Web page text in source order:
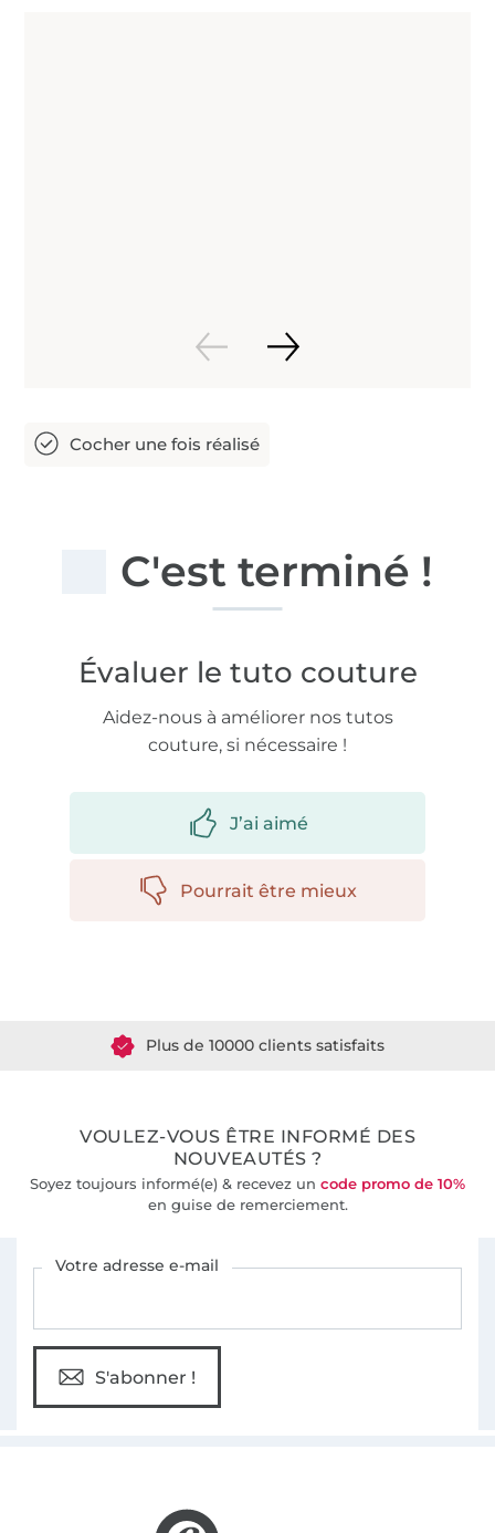
C'est terminé !
Évaluer le tuto couture
Aidez-nous à améliorer nos tutos
couture, si nécessaire !
J’ai aimé
Pourrait être mieux
36 ans d'expérience
VOULEZ-VOUS ÊTRE INFORMÉ DES
NOUVEAUTÉS ?
Soyez toujours informé(e) & recevez un code promo de 10%
en guise de remerciement.
Votre adresse e-mail
S'abonner !